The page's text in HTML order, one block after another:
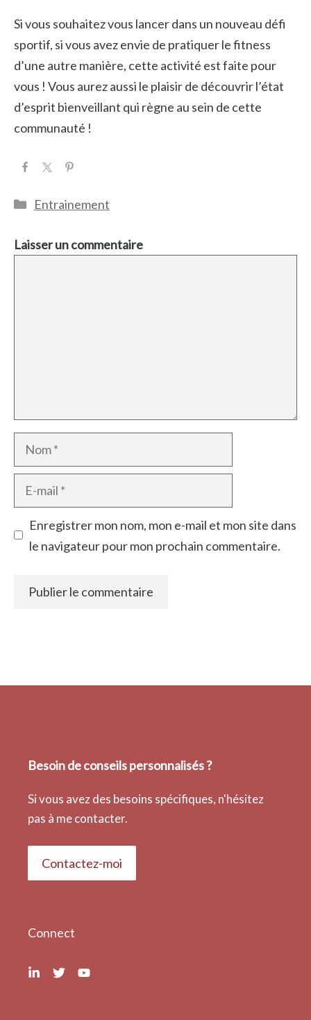
Si vous souhaitez vous lancer dans un nouveau défi
sportif, si vous avez envie de pratiquer le fitness
d’une autre manière, cette activité est faite pour
vous ! Vous aurez aussi le plaisir de découvrir l’état
d’esprit bienveillant qui règne au sein de cette
communauté !
Catégories
Entrainement
Laisser un commentaire
Nom
mail
Enregistrer mon nom, mon e-mail et mon site dans
le navigateur pour mon prochain commentaire.
Besoin de conseils personnalisés ?
Si vous avez des besoins spécifiques, n'hésitez
pas à me contacter.
Contactez-moi
Connect